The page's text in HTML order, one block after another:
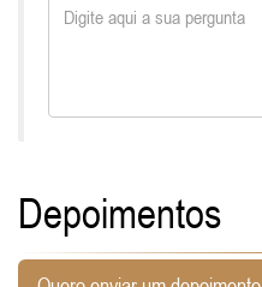
Depoimentos